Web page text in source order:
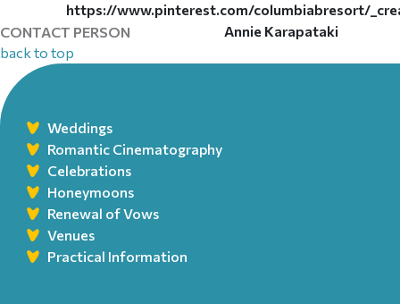
https://www.pinterest.com/columbiabresort/
CONTACT PERSON
Annie Karapataki
back to top
Weddings
Romantic Cinematography
Celebrations
Honeymoons
Renewal of Vows
Venues
Practical Information